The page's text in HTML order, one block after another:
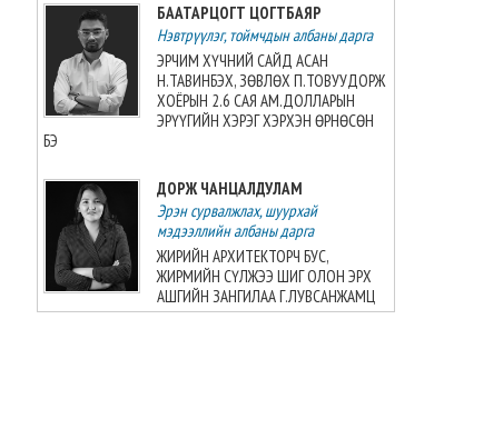
ЦАГ АГААР: Улаанбаатарт
өдөртөө 32 хэм дулаан
байна
2026-08-08 06:00:00
БААТАРЦОГТ ЦОГТБАЯР
Нэвтрүүлэг, тоймчдын албаны дарга
ЭРЧИМ ХҮЧНИЙ САЙД АСАН
Н.ТАВИНБЭХ, ЗӨВЛӨХ П.ТОВУУДОРЖ
ХОЁРЫН 2.6 САЯ АМ.ДОЛЛАРЫН
ЭРҮҮГИЙН ХЭРЭГ ХЭРХЭН ӨРНӨСӨН
БЭ
ДОРЖ ЧАНЦАЛДУЛАМ
Эрэн сурвалжлах, шуурхай
мэдээллийн албаны дарга
ЖИРИЙН АРХИТЕКТОРЧ БУС,
ЖИРМИЙН СҮЛЖЭЭ ШИГ ОЛОН ЭРХ
АШГИЙН ЗАНГИЛАА Г.ЛУВСАНЖАМЦ